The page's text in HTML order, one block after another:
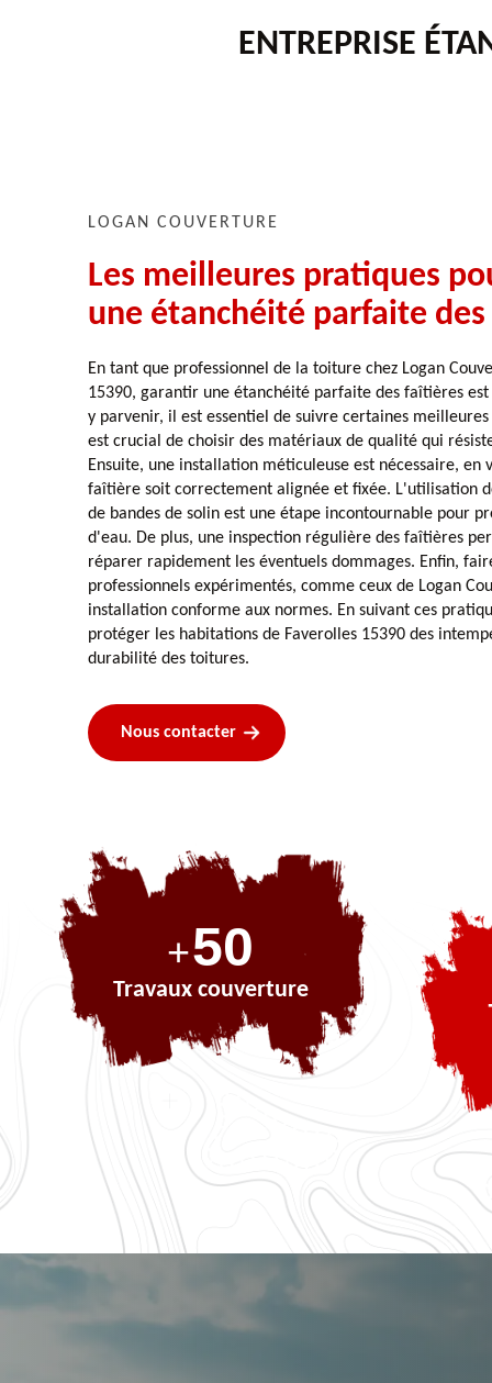
ENTREPRISE
LOGAN COUVERTURE
Les meilleures pratiques
une étanchéité parfaite
En tant que professionnel de la toiture chez Logan
15390, garantir une étanchéité parfaite des faîtières
y parvenir, il est essentiel de suivre certaines
est crucial de choisir des matériaux de qualité qui
Ensuite, une installation méticuleuse est nécessaire, en
faîtière soit correctement alignée et fixée. L'utilisation
de bandes de solin est une étape incontournable pour
d'eau. De plus, une inspection régulière des faîtières
réparer rapidement les éventuels dommages. Enfin,
professionnels expérimentés, comme ceux de Logan
installation conforme aux normes. En suivant ces
protéger les habitations de Faverolles 15390 des
durabilité des toitures.
Nous contacter
+72
Travaux couverture